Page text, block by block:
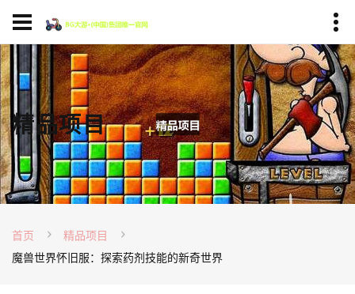
精品项目
首页
精品项目
魔兽世界怀旧服：探索药剂技能的新奇世界